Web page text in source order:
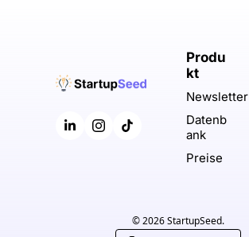
Produ
kt
Newsletter
Datenb
ank
Preise
© 2026 StartupSeed.